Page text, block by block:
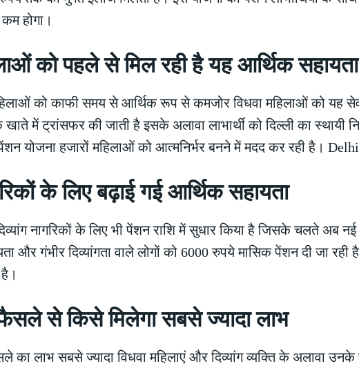
होगा।
को पहले से मिल रही है यह आर्थिक सहायता
को काफी समय से आर्थिक रूप से कमजोर विधवा महिलाओं को यह
में ट्रांसफर की जाती है इसके अलावा लाभार्थी को दिल्ली का
योजना हजारों महिलाओं को आत्मनिर्भर बनने में मदद कर रही है।
के लिए बढ़ाई गई आर्थिक सहायता
नागरिकों के लिए भी पेंशन राशि में सुधार किया है जिसके चलते अब नई
और गंभीर दिव्यांगता वाले लोगों को 6000 रुपये मासिक पेंशन दी जा
से किसे मिलेगा सबसे ज्यादा लाभ
लाभ सबसे ज्यादा विधवा महिलाएं और दिव्यांग व्यक्ति के अलावा